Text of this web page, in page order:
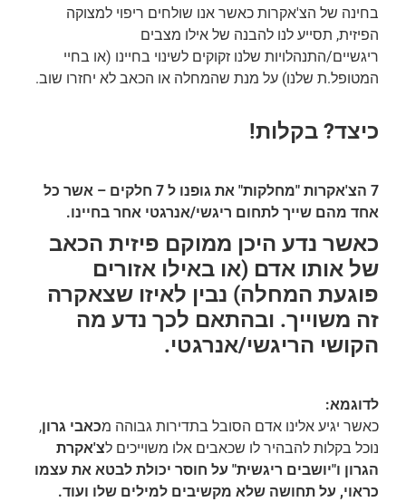
בחינה של הצ'אקרות כאשר אנו שולחים ריפוי למצוקה
הפיזית, תסייע לנו להבנה של אילו מצבים
ריגשיים/התנהלויות שלנו זקוקים לשינוי בחיינו (או בחיי
המטופל.ת שלנו) על מנת שהמחלה או הכאב לא יחזרו שוב.
כיצד? בקלות!
7 הצ'אקרות "מחלקות" את גופנו ל 7 חלקים – אשר כל
אחד מהם שייך לתחום ריגשי/אנרגטי אחר בחיינו.
כאשר נדע היכן ממוקם פיזית הכאב
של אותו אדם (או באילו אזורים
פוגעת המחלה) נבין לאיזו שצאקרה
זה משוייך. ובהתאם לכך נדע מה
הקושי הריגשי/אנרגטי.
לדוגמא:
כאשר יגיע אלינו אדם הסובל בתדירות גבוהה מכאבי גרון,
נוכל בקלות להבהיר לו שכאבים אלו משוייכים לצ'אקרת
הגרון ו"יושבים ריגשית" על חוסר יכולת לבטא את עצמו
כראוי, על תחושה שלא מקשיבים למילים שלו ועוד.